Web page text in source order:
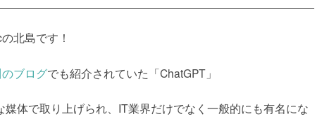
北島です！
ブログでも紹介されていた「ChatGPT」
体で取り上げられ、IT業界だけでなく一般的にも有名にな